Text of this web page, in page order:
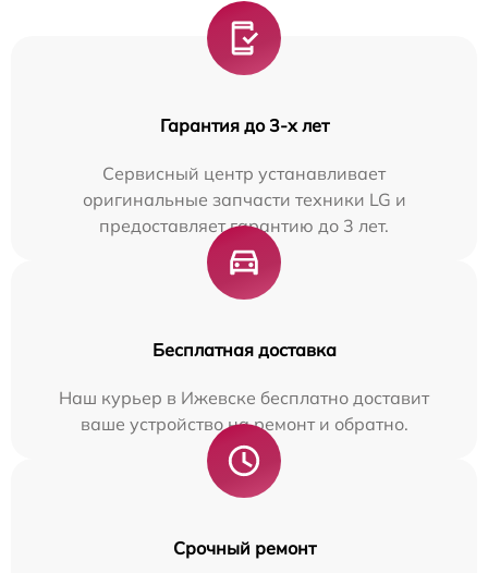
Гарантия до 3-х лет
Сервисный центр устанавливает
оригинальные запчасти техники LG и
предоставляет гарантию до 3 лет.
Бесплатная доставка
Наш курьер в Ижевске бесплатно доставит
ваше устройство на ремонт и обратно.
Срочный ремонт